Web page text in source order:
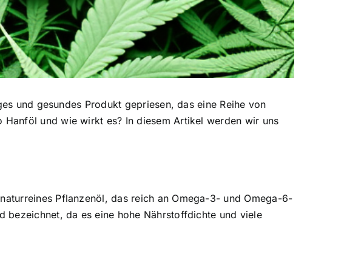
und gesundes Produkt gepriesen, das eine Reihe von
und wie wirkt es? In diesem Artikel werden wir uns
Pflanzenöl, das reich an Omega-3- und Omega-6-
bezeichnet, da es eine hohe Nährstoffdichte und viele